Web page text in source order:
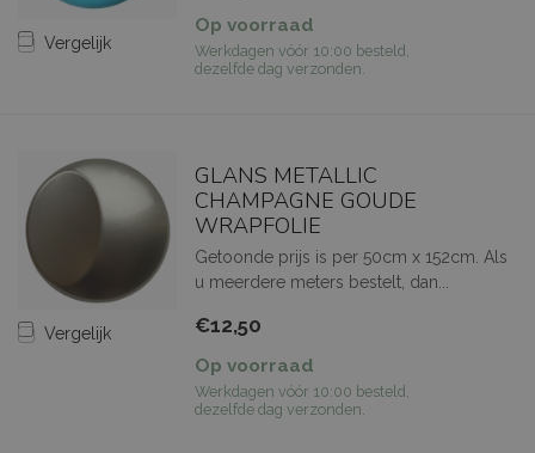
Vergelijk
Op voorraad
Werkdagen vóór 10:00 besteld,
dezelfde dag verzonden.
Vergelijk
GLANS METALLIC
CHAMPAGNE GOUDE
WRAPFOLIE
Getoonde prijs is per 50cm x 152cm. Als
u meerdere meters bestelt, dan...
€12,50
Op voorraad
Werkdagen vóór 10:00 besteld,
dezelfde dag verzonden.